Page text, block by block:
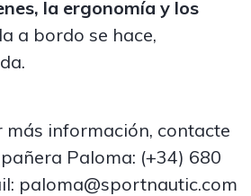
la ergonomía y los
a bordo se hace,
más información, contacte
Paloma: (+34) 680
paloma@sportnautic.com